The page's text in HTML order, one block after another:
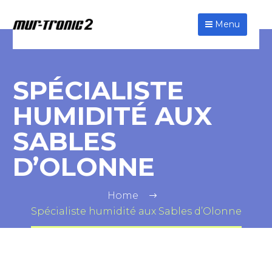
Menu
SPÉCIALISTE
HUMIDITÉ AUX
SABLES
D’OLONNE
Home
Spécialiste humidité aux Sables d’Olonne